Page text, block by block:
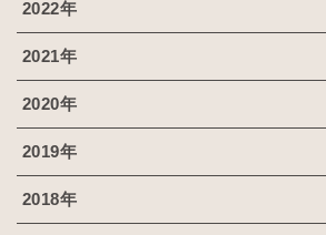
2022年
2021年
2020年
2019年
2018年